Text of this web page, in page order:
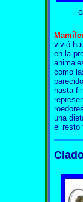
vivió
en la
como
hasta
una
el resto